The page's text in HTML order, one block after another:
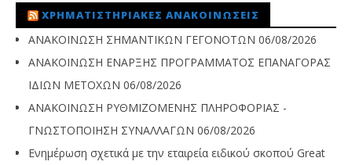
ΧΡΗΜΑΤΙΣΤΗΡΙΑΚΈΣ ΑΝΑΚΟΙΝΏΣΕΙΣ
ΑΝΑΚΟΙΝΩΣΗ ΣΗΜΑΝΤΙΚΩΝ ΓΕΓΟΝΟΤΩΝ 06/08/2026
ΑΝΑΚΟΙΝΩΣΗ ΕΝΑΡΞΗΣ ΠΡΟΓΡΑΜΜΑΤΟΣ ΕΠΑΝΑΓΟΡΑΣ
ΙΔΙΩΝ ΜΕΤΟΧΩΝ 06/08/2026
ΑΝΑΚΟΙΝΩΣΗ ΡΥΘΜΙΖΟΜΕΝΗΣ ΠΛΗΡΟΦΟΡΙΑΣ -
ΓΝΩΣΤΟΠΟΙΗΣΗ ΣΥΝΑΛΛΑΓΩΝ 06/08/2026
Ενημέρωση σχετικά με την εταιρεία ειδικού σκοπού Great